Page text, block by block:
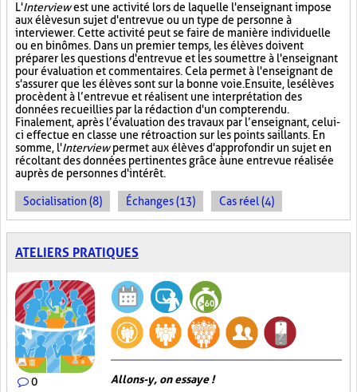
L'Interviewest une activité lors de laquelle l'enseignant impose
aux élèves un sujet d'entrevue ou un type de personne à
interviewer. Cette activité peut se faire de manière individuelle
ou en binômes. Dans un premier temps, les élèves doivent
préparer les questions d'entrevue et les soumettre à l'enseignant
pour évaluation et commentaires. Cela permet à l'enseignant de
s'assurer que les élèves sont sur la bonne voie. Ensuite, les élèves
procèdent à l’entrevue et réalisent une interprétation des
données recueillies par la rédaction d'un compte rendu.
Finalement, après l’évaluation des travaux par l’enseignant, celui-
ci effectue en classe une rétroaction sur les points saillants. En
somme, l'Interviewpermet aux élèves d'approfondir un sujet en
récoltant des données pertinentes grâce à une entrevue réalisée
auprès de personnes d'intérêt.
Socialisation (8) Échanges (13) Cas réel (4)
ATELIERS PRATIQUES
0 Allons-y, on essaye !